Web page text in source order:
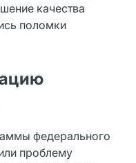
качества
поломки
федерального
проблему